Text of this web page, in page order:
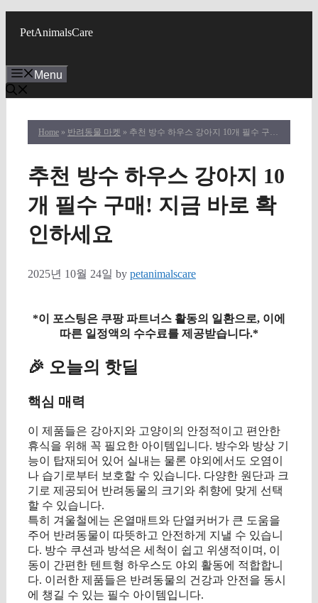
PetAnimalsCare
Menu
Home » 반려동물 마켓 » 추천 방수 하우스 강아지 10개 필수 구매! 지금 바로 확인하세요
추천 방수 하우스 강아지 10
개 필수 구매! 지금 바로 확
인하세요
2025년 10월 24일 by petanimalscare
*이 포스팅은 쿠팡 파트너스 활동의 일환으로, 이에
따른 일정액의 수수료를 제공받습니다.*
🎉 오늘의 핫딜
핵심 매력
이 제품들은 강아지와 고양이의 안정적이고 편안한
휴식을 위해 꼭 필요한 아이템입니다. 방수와 방상 기
능이 탑재되어 있어 실내는 물론 야외에서도 오염이
나 습기로부터 보호할 수 있습니다. 다양한 원단과 크
기로 제공되어 반려동물의 크기와 취향에 맞게 선택
할 수 있습니다.
특히 겨울철에는 온열매트와 단열커버가 큰 도움을
주어 반려동물이 따뜻하고 안전하게 지낼 수 있습니
다. 방수 쿠션과 방석은 세척이 쉽고 위생적이며, 이
동이 간편한 텐트형 하우스도 야외 활동에 적합합니
다. 이러한 제품들은 반려동물의 건강과 안전을 동시
에 챙길 수 있는 필수 아이템입니다.